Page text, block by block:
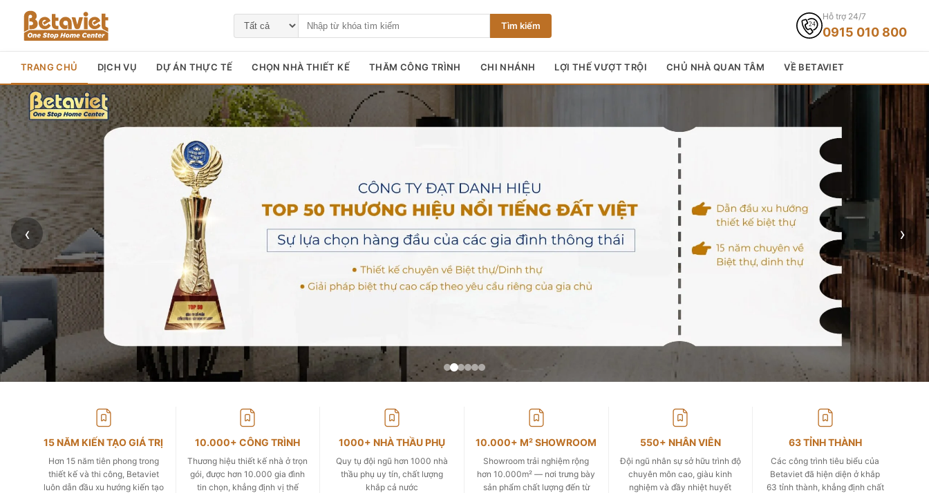
Tìm kiếm
Hỗ trợ 24/7
0915 010 800
TRANG CHỦ DỊCH VỤ DỰ ÁN THỰC TẾ CHỌN NHÀ THIẾT KẾ THĂM CÔNG TRÌNH CHI NHÁNH LỢI THẾ VƯỢT TRỘI CHỦ NHÀ QUAN TÂM VỀ BETAVIET
‹ ›
15 NĂM KIẾN TẠO GIÁ TRỊ
Hơn 15 năm tiên phong trong
thiết kế và thi công, Betaviet
luôn dẫn đầu xu hướng kiến tạo
10.000+ CÔNG TRÌNH
Thương hiệu thiết kế nhà ở trọn
gói, được hơn 10.000 gia đình
tin chọn, khẳng định vị thế
1000+ NHÀ THẦU PHỤ
Quy tụ đội ngũ hơn 1000 nhà
thầu phụ uy tín, chất lượng
khắp cả nước
10.000+ M² SHOWROOM
Showroom trải nghiệm rộng
hơn 10.000m² — nơi trưng bày
sản phẩm chất lượng đến từ
550+ NHÂN VIÊN
Đội ngũ nhân sự sở hữu trình độ
chuyên môn cao, giàu kinh
nghiệm và đầy nhiệt huyết
63 TỈNH THÀNH
Các công trình tiêu biểu của
Betaviet đã hiện diện ở khắp
63 tỉnh thành, khẳng định chất